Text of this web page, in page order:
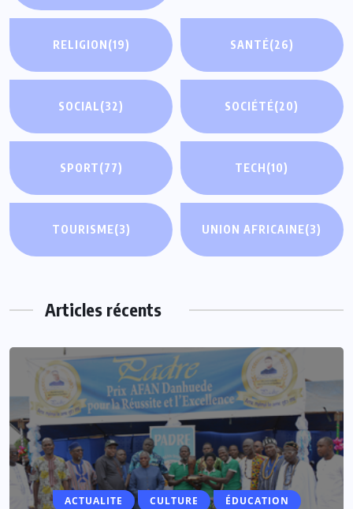
RELIGION(19) SANTÉ(26)
SOCIAL(32) SOCIÉTÉ(20)
SPORT(77) TECH(10)
TOURISME(3) UNION AFRICAINE(3)
Articles récents
ACTUALITE CULTURE ÉDUCATION